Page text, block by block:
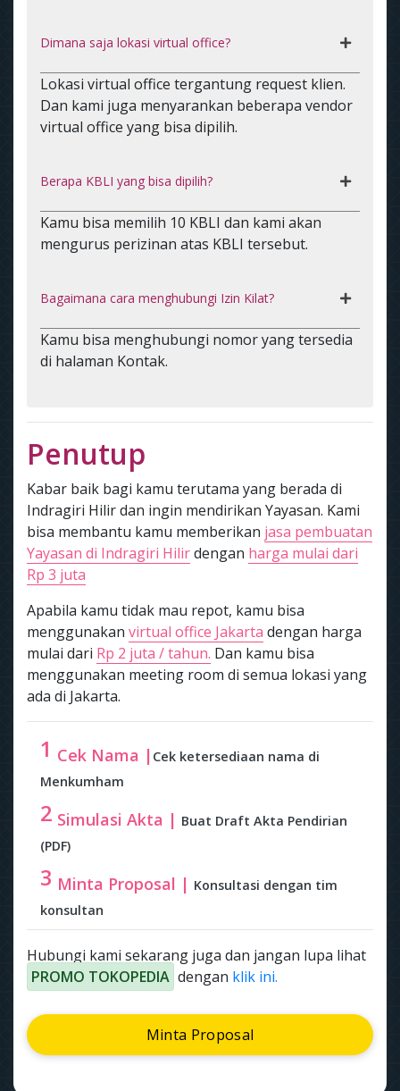
Dimana saja lokasi virtual office?
Lokasi virtual office tergantung request klien.
Dan kami juga menyarankan beberapa vendor
virtual office yang bisa dipilih.
Berapa KBLI yang bisa dipilih?
Kamu bisa memilih 10 KBLI dan kami akan
mengurus perizinan atas KBLI tersebut.
Bagaimana cara menghubungi Izin Kilat?
Kamu bisa menghubungi nomor yang tersedia
di halaman Kontak.
Penutup
Kabar baik bagi kamu terutama yang berada di
Indragiri Hilir dan ingin mendirikan Yayasan. Kami
bisa membantu kamu memberikan jasa pembuatan
Yayasan di Indragiri Hilirdengan harga mulai dari
Rp 3 juta
Apabila kamu tidak mau repot, kamu bisa
menggunakan virtual office Jakarta dengan harga
mulai dari Rp 2 juta / tahun. Dan kamu bisa
menggunakan meeting room di semua lokasi yang
ada di Jakarta.
1 Cek Nama | Cek ketersediaan nama di
Menkumham
2 Simulasi Akta | Buat Draft Akta Pendirian
(PDF)
3 Minta Proposal | Konsultasi dengan tim
konsultan
Hubungi kami sekarang juga dan jangan lupa lihat
PROMO TOKOPEDIA dengan klik ini.
Minta Proposal